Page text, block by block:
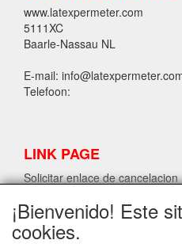
www.latexpermeter.com
5111XC
Baarle-Nassau NL
E-mail:
Telefoon:
LINK PAGE
Solicitar enlace de cancelacion
INFORMACIÓN DE
¡Bienvenido! Este
cookies.